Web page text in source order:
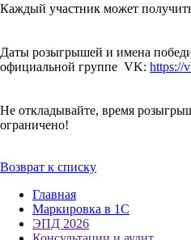
Каждый участник может
Даты розыгрышей и имена
официальной группе VK: https://
Не откладывайте, время
ограничено!
Возврат к списку
Главная
Маркировка в 1С
ЭПД 2026